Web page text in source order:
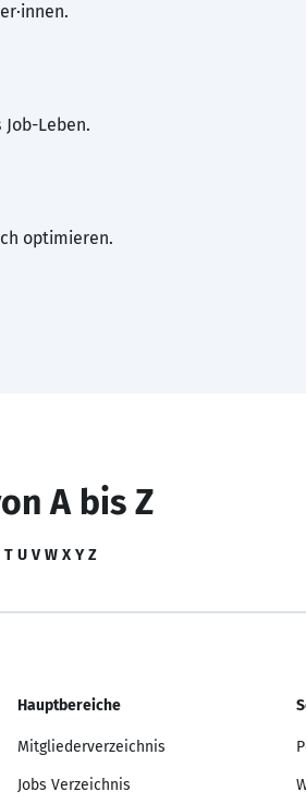
Leben.
optimieren.
A bis Z
T U V W X Y Z
Hauptbereiche
Mitgliederverzeichnis
Jobs Verzeichnis